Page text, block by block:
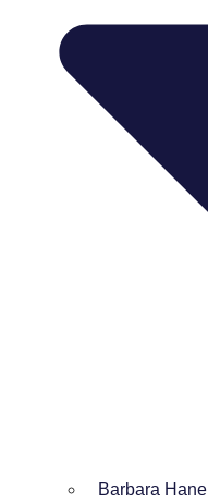
Barbara Hane